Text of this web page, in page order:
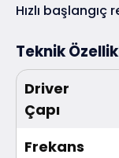
Hızlı başlangıç
Teknik
Driver
Çapı
Frekans